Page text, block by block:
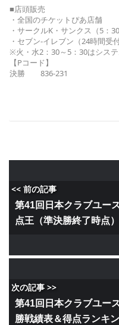
■店頭販売
・全国のチケットぴあ店舗
・サークルK・サンクス（5：
・セブン‐イレブン（24時間受付
※火・水2：30～5：30はシス
【Pコード】
決勝 836-231
<< 前の記事
第41回日本クラブユー
点王（準決勝終了時点）
次の記事 >>
第41回日本クラブユー
勝戦績表＆得点ランキ